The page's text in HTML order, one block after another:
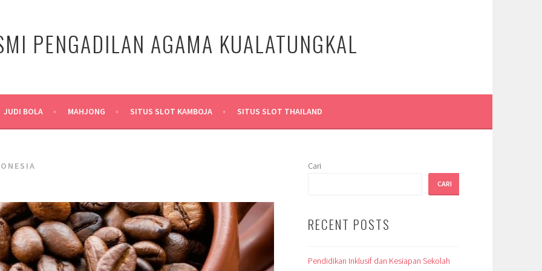
PENGADILAN AGAMA KUALATUNGKAL
JUDI BOLA MAHJONG SITUS SLOT KAMBOJA SITUS SLOT THAILAND
Cari
CARI
RECENT POSTS
Pendidikan Inklusif dan Kesiapan Sekolah